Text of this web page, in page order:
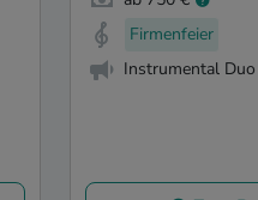
Firmenfeier
Instrumental Duo